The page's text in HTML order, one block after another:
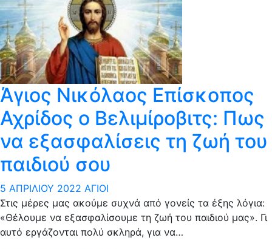
Άγιος Νικόλαος Επίσκοπος
Αχρίδος ο Βελιμίροβιτς: Πως
να εξασφαλίσεις τη ζωή του
παιδιού σου
5 ΑΠΡΙΛΊΟΥ 2022 ΆΓΙΟΙ
Στις μέρες μας ακούμε συχνά από γονείς τα έξης λόγια:
«Θέλουμε να εξασφαλίσουμε τη ζωή του παιδιού μας». Γι
αυτό εργάζονται πολύ σκληρά, για να…